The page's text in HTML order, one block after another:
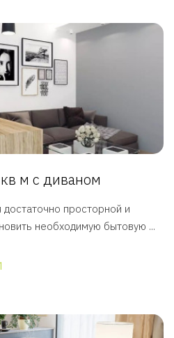
м с диваном
достаточно просторной и
необходимую бытовую ...
1